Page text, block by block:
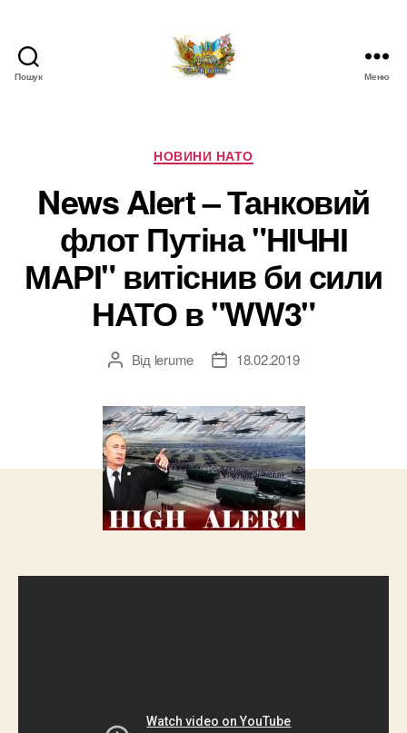
Пошук
Новини
про
НАТО
в
Україні
Меню
Категорії
НОВИНИ НАТО
News Alert – Танковий
флот Путіна "НІЧНІ
МАРІ" витіснив би сили
НАТО в "WW3"
Автор
Від lerume
Дата18.02.2019